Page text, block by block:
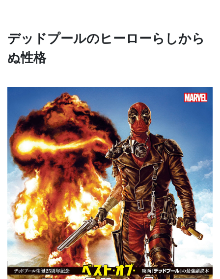
デッドプールのヒーローらしから
ぬ性格